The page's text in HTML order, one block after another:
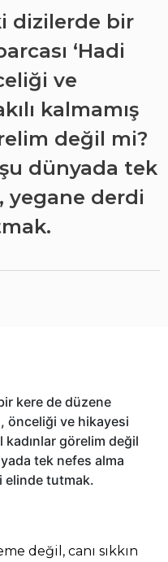
dizilerde bir
‘Hadi
ve
kalmamış
değil mi?
şu dünyada tek
yegane derdi
kere de düzene
önceliği ve hikayesi
kadınlar görelim değil
tek nefes alma
elinde tutmak.
değil, canı sıkkın